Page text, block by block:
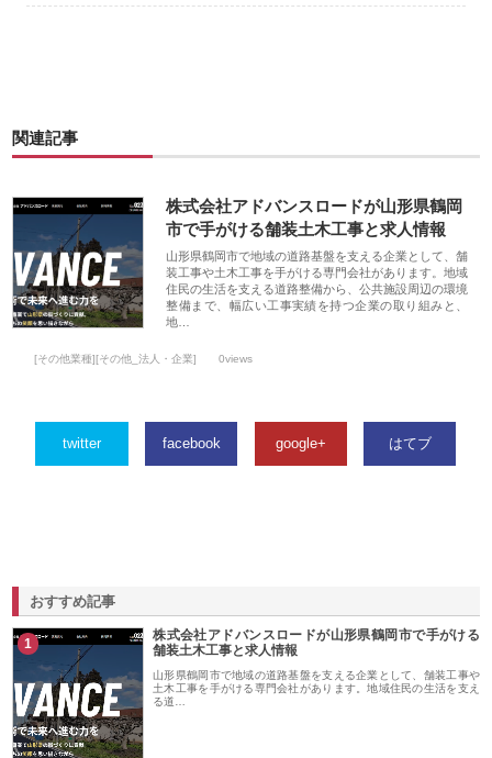
関連記事
株式会社アドバンスロードが山形県鶴岡
市で手がける舗装土木工事と求人情報
山形県鶴岡市で地域の道路基盤を支える企業として、舗
装工事や土木工事を手がける専門会社があります。地域
住民の生活を支える道路整備から、公共施設周辺の環境
整備まで、幅広い工事実績を持つ企業の取り組みと、
地…
[その他業種][その他_法人・企業] 0views
twitter facebook google+ はてブ
おすすめ記事
1
株式会社アドバンスロードが山形県鶴岡市で手がける
舗装土木工事と求人情報
山形県鶴岡市で地域の道路基盤を支える企業として、舗装工事や
土木工事を手がける専門会社があります。地域住民の生活を支え
る道…